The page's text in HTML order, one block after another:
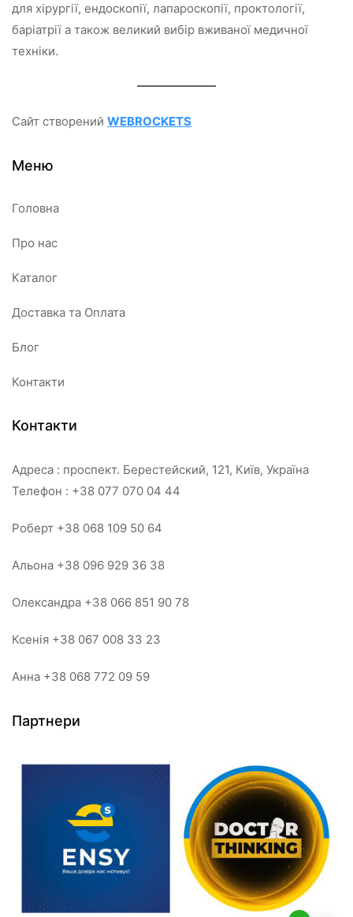
для хірургії, ендоскопії, лапароскопії, проктології,
баріатрії а також великий вибір вживаної медичної
техніки.
Сайт створений WEBROCKETS
Меню
Головна
Про нас
Каталог
Доставка та Оплата
Блог
Контакти
Контакти
Адреса : проспект. Берестейский, 121, Київ, Україна
Телефон : +38 077 070 04 44
Роберт +38 068 109 50 64
Альона +38 096 929 36 38
Олександра +38 066 851 90 78
Ксенія +38 067 008 33 23
Анна +38 068 772 09 59
Партнери